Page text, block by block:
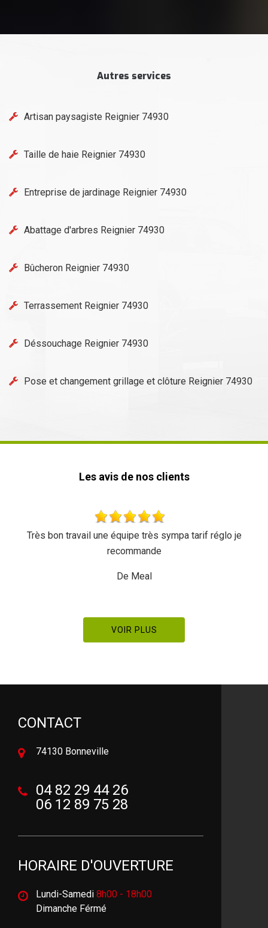
Autres services
Artisan paysagiste Reignier 74930
Taille de haie Reignier 74930
Entreprise de jardinage Reignier 74930
Abattage d'arbres Reignier 74930
Bûcheron Reignier 74930
Terrassement Reignier 74930
Déssouchage Reignier 74930
Pose et changement grillage et clôture Reignier 74930
Les avis de nos clients
Très bon travail une équipe très sympa tarif réglo je
recommande
De Meal
VOIR PLUS
CONTACT
74130 Bonneville
04 82 29 44 26
06 12 89 75 28
HORAIRE D'OUVERTURE
Lundi-Samedi 8h00 - 18h00
Dimanche Férmé